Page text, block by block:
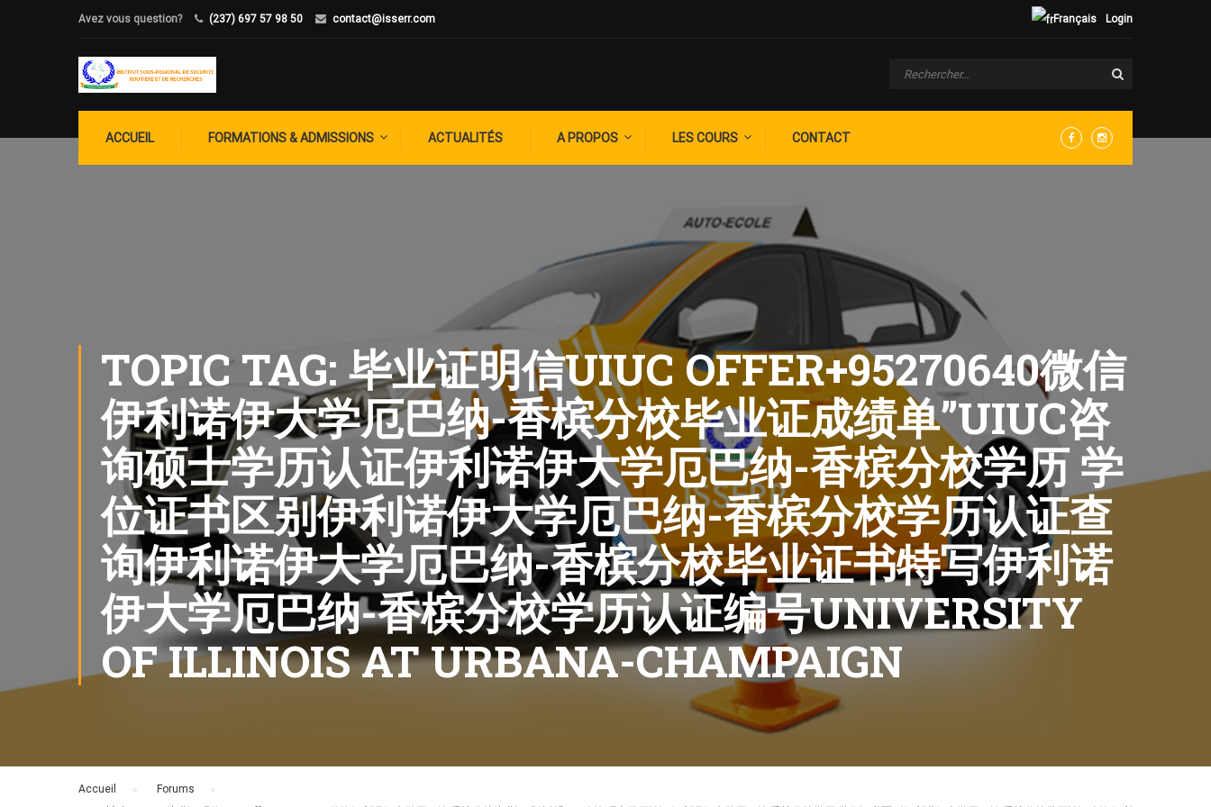
Avez vous question? (237) 697 57 98 50 contact@isserr.com Login
Français
ACCUEIL FORMATIONS & ADMISSIONS ACTUALITÉS A PROPOS LES COURS CONTACT
TOPIC TAG: 毕业证明信UIUC OFFER+95270640微信
伊利诺伊大学厄巴纳-香槟分校毕业证成绩单”UIUC咨
询硕士学历认证伊利诺伊大学厄巴纳-香槟分校学历 学
位证书区别伊利诺伊大学厄巴纳-香槟分校学历认证查
询伊利诺伊大学厄巴纳-香槟分校毕业证书特写伊利诺
伊大学厄巴纳-香槟分校学历认证编号UNIVERSITY
OF ILLINOIS AT URBANA-CHAMPAIGN
Accueil Forums